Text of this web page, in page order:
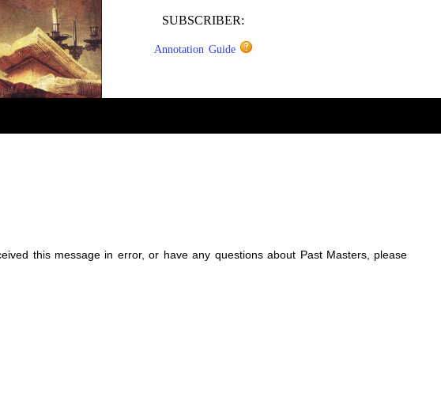
SUBSCRIBER:
Annotation Guide
this message in error, or have any questions about Past Masters, please